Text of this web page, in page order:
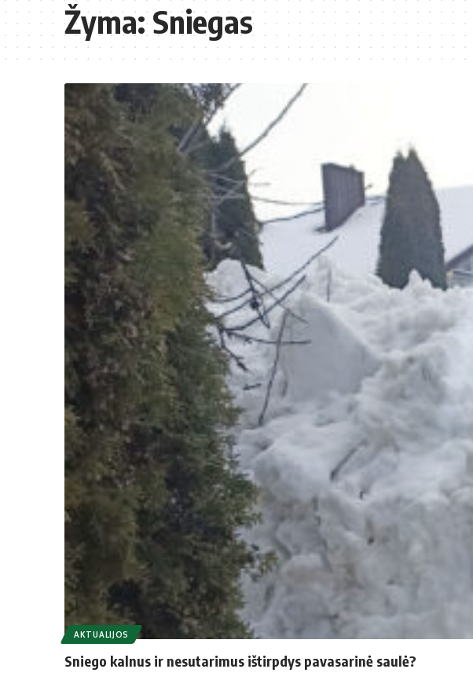
Žyma:Sniegas
AKTUALIJOS
Sniego kalnus ir nesutarimus ištirpdys pavasarinė saulė?